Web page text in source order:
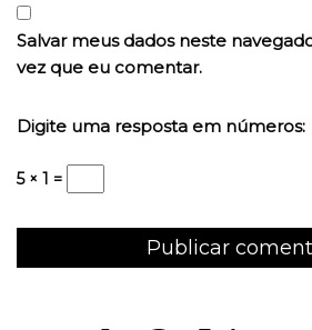
Salvar meus dados neste
vez que eu comentar.
Digite uma resposta em números:
5 × 1 =